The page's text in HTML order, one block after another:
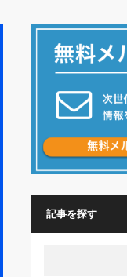
記事を探す